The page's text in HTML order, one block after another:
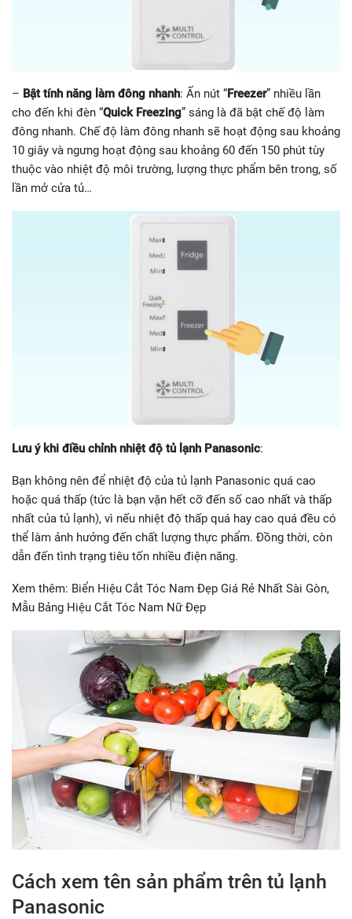
– Bật tính năng làm đông nhanh: Ấn nút “Freezer” nhiều lần
cho đến khi đèn “Quick Freezing” sáng là đã bật chế độ làm
đông nhanh. Chế độ làm đông nhanh sẽ hoạt động sau khoảng
10 giây và ngưng hoạt động sau khoảng 60 đến 150 phút tùy
thuộc vào nhiệt độ môi trường, lượng thực phẩm bên trong, số
lần mở cửa tủ…
Lưu ý khi điều chỉnh nhiệt độ tủ lạnh Panasonic:
Bạn không nên để nhiệt độ của tủ lạnh Panasonic quá cao
hoặc quá thấp (tức là bạn vặn hết cỡ đến số cao nhất và thấp
nhất của tủ lạnh), vì nếu nhiệt độ thấp quá hay cao quá đều có
thể làm ảnh hưởng đến chất lượng thực phẩm. Đồng thời, còn
dẫn đến tình trạng tiêu tốn nhiều điện năng.
Xem thêm: Biển Hiệu Cắt Tóc Nam Đẹp Giá Rẻ Nhất Sài Gòn,
Mẫu Bảng Hiệu Cắt Tóc Nam Nữ Đẹp
Cách xem tên sản phẩm trên tủ lạnh
Panasonic